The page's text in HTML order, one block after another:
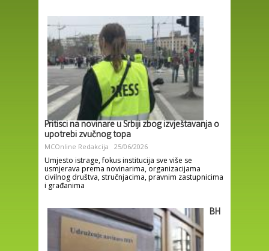
Pritisci na novinare u Srbiji zbog izvještavanja o
upotrebi zvučnog topa
MCOnline Redakcija 25/06/2026
Umjesto istrage, fokus institucija sve više se
usmjerava prema novinarima, organizacijama
civilnog društva, stručnjacima, pravnim zastupnicima
i građanima
BH